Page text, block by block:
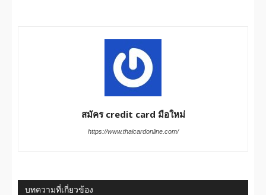
สมัคร credit card มือใหม่
https://www.thaicardonline.com/
บทความที่เกี่ยวข้อง